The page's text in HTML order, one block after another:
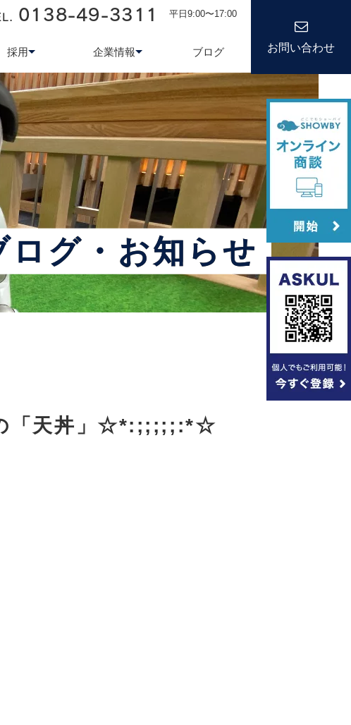
ス業務システム kond 光回線
採用
採用について 新卒採用
企業情報
会社情報
ブログ
0138-49-3311 平日9:00〜17:00
お問い合わせ
ログ・お知らせ
「天丼」☆*:;;;;;:*☆